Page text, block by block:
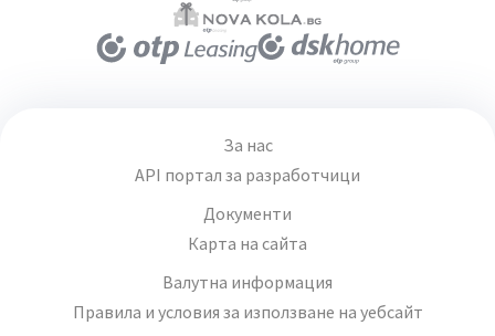
За нас
API портал за разработчици
Документи
Карта на сайта
Валутна информация
Правила и условия за използване на уебсайт